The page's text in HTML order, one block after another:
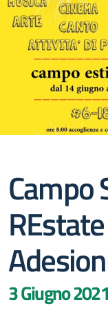
Campo
3 Giugno 2021